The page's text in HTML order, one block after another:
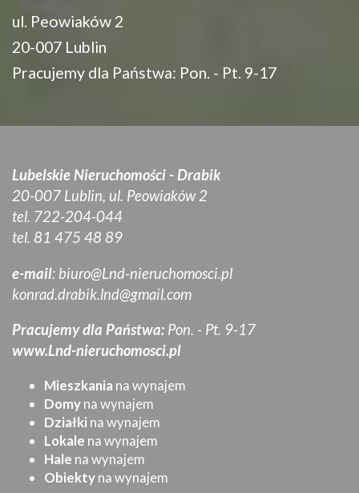
ul. Peowiaków 2
20-007 Lublin
Pracujemy dla Państwa: Pon. - Pt. 9-17
Lubelskie Nieruchomości - Drabik
20-007 Lublin, ul. Peowiaków 2
tel. 722-204-044
tel. 81 475 48 89
e-mail: biuro@Lnd-nieruchomosci.pl
konrad.drabik.lnd@gmail.com
Pracujemy dla Państwa: Pon. - Pt. 9-17
www.Lnd-nieruchomosci.pl
Mieszkania na wynajem
Domyna wynajem
Działki na wynajem
Lokale na wynajem
Hale na wynajem
Obiektyna wynajem